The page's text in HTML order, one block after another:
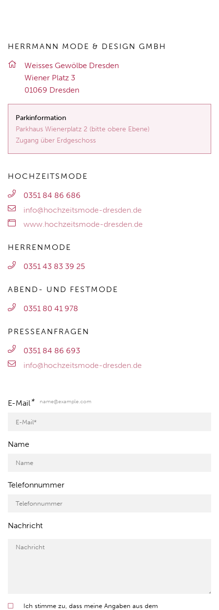
HERRMANN MODE & DESIGN GMBH
Weis­ses Ge­wöl­be Dres­den
Wie­ner Platz 3
01069 Dres­den
Parkinformation
Parkhaus Wienerplatz 2 (bitte obere Ebene)
Zugang über Erdgeschoss
HOCHZEITSMODE
0351 84 86 686
info@hochzeitsmode-dresden.de
www.hochzeitsmode-dresden.de
HERRENMODE
0351 43 83 39 25
ABEND- UND FESTMODE
0351 80 41 978
PRESSEANFRAGEN
0351 84 86 693
info@hochzeitsmode-dresden.de
E-Mail* name@example.com
Name
Telefonnummer
Nachricht
Ich stimme zu, dass meine Angaben aus dem